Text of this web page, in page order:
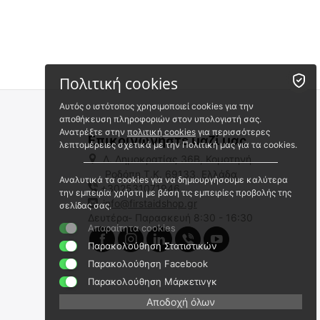
✔
-20%
Αφίσα Α' Βοηθειών - Τεχνητή
Αναπνοή για Ενήλικες
Άμεσα διαθέσιμο
Αποστολή εντός 24 ωρών
(χωρίς ΦΠΑ)
-20%
Πρώτες Βοήθειες για Παιδιά
και Βρέφη
2023728
Άμεσα διαθέσιμο
Αποστολή εντός 24 ωρών
€18.00
€16.98(χωρίς ΦΠΑ)
Επικοινωνήστε μαζί μας
Λ. Δημοκρατίας 36Β, Κομοτηνή
Ροδόπη,Τ.Κ. 69133, Ελλάδα
+302531071946
info@firstaidshop.gr
Δευτέρα- Παρασκευή 8:30 - 16:30
Πολιτική cookies
Αυτός ο ιστότοπος χρησιμοποιεί cookies για την
αποθήκευση πληροφοριών στον υπολογιστή σας.
Ανατρέξτε στην πολιτική cookies για περισσότερες
λεπτομέρειες σχετικά με την Πολιτική μας για τα cookies.
Αναλυτικά τα cookies για να δημιουργήσουμε καλύτερα
την εμπειρία χρήστη με βάση τις εμπειρίες προβολής της
σελίδας σας.
Απαραίτητα cookies
Παρακολούθηση Στατιστικών
Παρακολούθηση Facebook
Παρακολούθηση Μάρκετινγκ
Αποδοχή όλων